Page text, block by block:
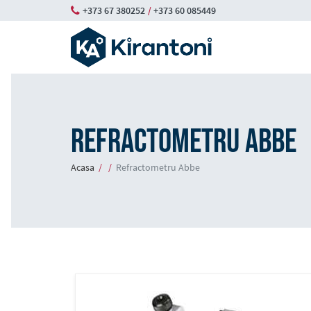
to
+373 67 380252 /+373 60 085449
Refractometru Abbe
Breadcrumb
Acasa Refractometru Abbe